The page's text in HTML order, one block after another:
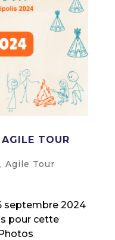
TOUR
, Agile Tour
septembre 2024
pour cette